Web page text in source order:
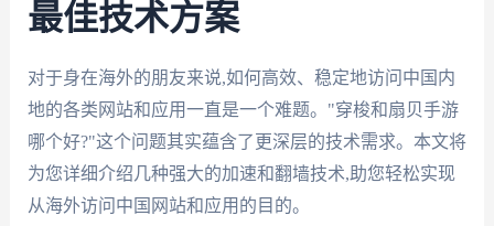
最佳技术方案
对于身在海外的朋友来说,如何高效、稳定地访问中国内
地的各类网站和应用一直是一个难题。"穿梭和扇贝手游
哪个好?"这个问题其实蕴含了更深层的技术需求。本文将
为您详细介绍几种强大的加速和翻墙技术,助您轻松实现
从海外访问中国网站和应用的目的。